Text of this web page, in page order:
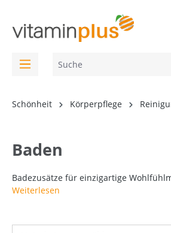
Schönheit Körperpflege
Baden
Badezusätze für einzigartige
Weiterlesen